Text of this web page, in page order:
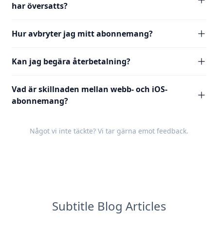
har översatts?
Hur avbryter jag mitt abonnemang?
Kan jag begära återbetalning?
Vad är skillnaden mellan webb- och iOS-
abonnemang?
Något vi inte täckte? Vi tar gärna emot feedback.
Subtitle Blog Articles